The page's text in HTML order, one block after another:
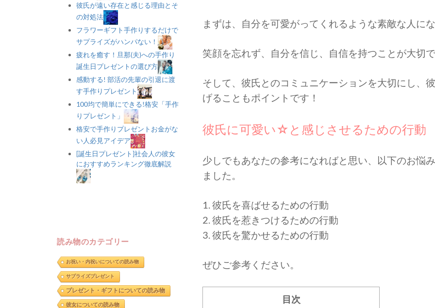
まずは、自分を可愛がってくれるような素敵な人に
笑顔を忘れず、自分を信じ、自信を持つことが大切
そして、彼氏とのコミュニケーションを大切にし、
げることもポイントです！
彼氏に可愛い☆と感じさせるための行動
少しでもあなたの参考になればと思い、以下のお悩
ました。
1. 彼氏を喜ばせるための行動
2. 彼氏を惹きつけるための行動
3. 彼氏を驚かせるための行動
ぜひご参考ください。
目次
彼氏が遠い存在と感じる理由とそ
の対処法
フラワーギフト手作りするだけで
サプライズがハンパない！
疲れを癒す！旦那(夫)への手作り
誕生日プレゼントの選び方
感動する! 部活の先輩の引退に渡
す手作りプレゼント
100均で簡単にできる!格安「手作
りプレゼント」
格安で手作りプレゼントお金がな
い人必見アイデア
[誕生日プレゼント]社会人の彼女
におすすめランキング徹底解説
読み物のカテゴリー
お祝い・内祝いについての読み物
サプライズプレゼント
プレゼント・ギフトについての読み物
彼女についての読み物